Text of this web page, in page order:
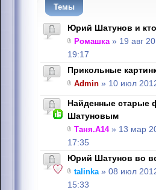
Темы
Юрий Шатунов и
Ромашка» 19 авг
19:17
Прикольные
Admin » 10 июл
Найденные старые
Шатуновым
Таня.А14» 13 мар
17:35
Юрий Шатунов во
talinka» 08 июл
15:33